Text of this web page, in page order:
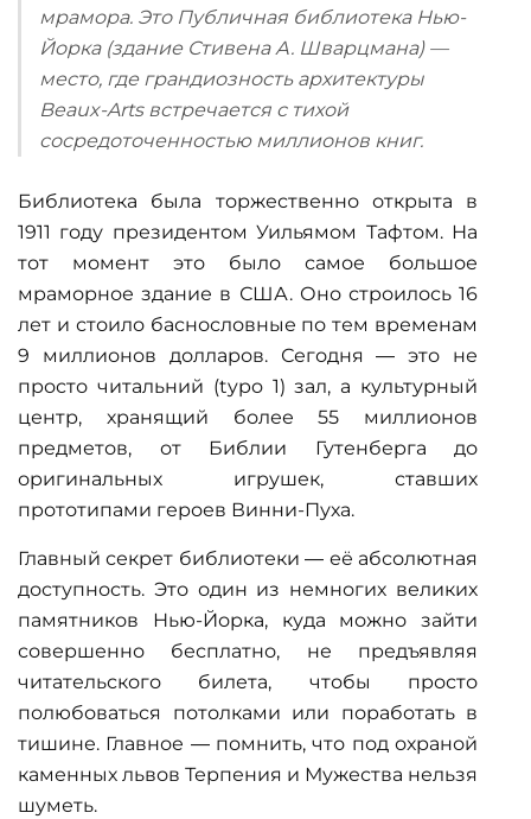
мрамора. Это Публичная библиотека Нью-
Йорка (здание Стивена А. Шварцмана) —
место, где грандиозность архитектуры
Beaux-Arts встречается с тихой
сосредоточенностью миллионов книг.
Библиотека была торжественно открыта в
1911 году президентом Уильямом Тафтом. На
тот момент это было самое большое
мраморное здание в США. Оно строилось 16
лет и стоило баснословные по тем временам
9 миллионов долларов. Сегодня — это не
просто читальний (typo 1) зал, а культурный
центр, хранящий более 55 миллионов
предметов, от Библии Гутенберга до
оригинальных игрушек, ставших
прототипами героев Винни-Пуха.
Главный секрет библиотеки — её абсолютная
доступность. Это один из немногих великих
памятников Нью-Йорка, куда можно зайти
совершенно бесплатно, не предъявляя
читательского билета, чтобы просто
полюбоваться потолками или поработать в
тишине. Главное — помнить, что под охраной
каменных львов Терпения и Мужества нельзя
шуметь.